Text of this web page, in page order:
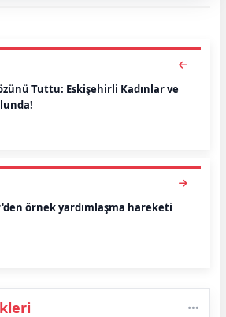
Tuttu: Eskişehirli Kadınlar ve
örnek yardımlaşma hareketi